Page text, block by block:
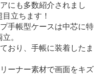
にも多数紹介されまし
立ちます！
手帳型ケースは中芯に特
。
おり、手帳に装着したま
ーナー素材で画面をキズ